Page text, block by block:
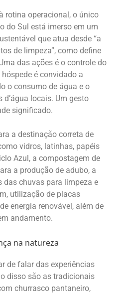
rotina operacional, o único
do Sul está imerso em um
que atua desde “a
de limpeza”, como define
das ações é o controle do
é convidado a
o consumo de água e o
locais. Um gesto
significado.
a destinação correta de
vidros, latinhas, papéis
Azul, a compostagem de
a produção de adubo, a
das chuvas para limpeza e
utilização de placas
energia renovável, além de
andamento.
de falar das experiências
disso são as tradicionais
churrasco pantaneiro,